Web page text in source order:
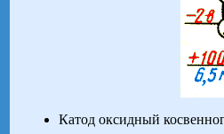
Катод оксидный